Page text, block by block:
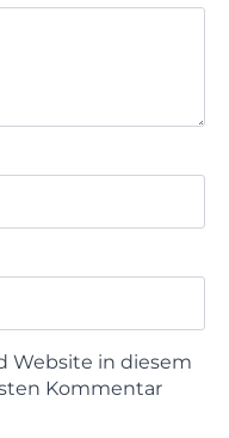
Website in diesem
Kommentar